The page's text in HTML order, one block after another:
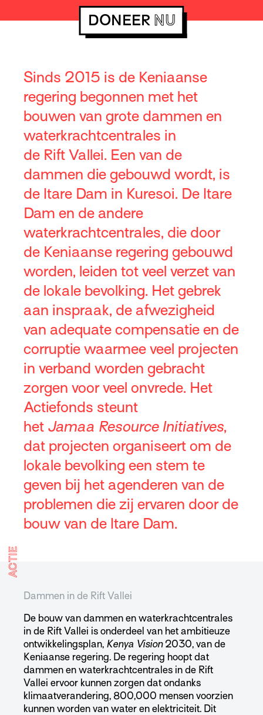
DONEER NU
Sinds 2015 is de Keniaanse
regering begonnen met het
bouwen van grote dammen en
waterkrachtcentrales in
de Rift Vallei. Een van de
dammen die gebouwd wordt, is
de Itare Dam in Kuresoi. De Itare
Dam en de andere
waterkrachtcentrales, die door
de Keniaanse regering gebouwd
worden, leiden tot veel verzet van
de lokale bevolking. Het gebrek
aan inspraak, de afwezigheid
van adequate compensatie en de
corruptie waarmee veel projecten
in verband worden gebracht
zorgen voor veel onvrede. Het
Actiefonds steunt
het Jamaa Resource Initiatives,
dat projecten organiseert om de
lokale bevolking een stem te
geven bij het agenderen van de
problemen die zij ervaren door de
bouw van de Itare Dam.
ACTIE
Dammen in de Rift Vallei
De bouw van dammen en waterkrachtcentrales
in de Rift Vallei is onderdeel van het ambitieuze
ontwikkelingsplan, Kenya Vision2030, van de
Keniaanse regering. De regering hoopt dat
dammen en waterkrachtcentrales in de Rift
Vallei ervoor kunnen zorgen dat ondanks
klimaatverandering, 800,000 mensen voorzien
kunnen worden van water en elektriciteit. Dit